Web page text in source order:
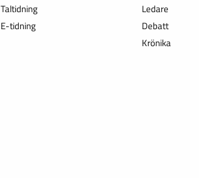
Taltidning
E-tidning
Ledare
Debatt
Krönika